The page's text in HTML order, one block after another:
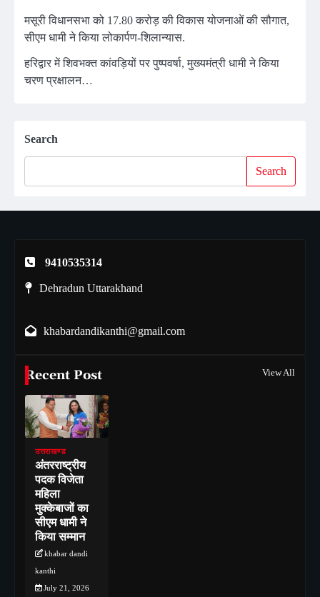
मसूरी विधानसभा को 17.80 करोड़ की विकास योजनाओं की सौगात,
सीएम धामी ने किया लोकार्पण-शिलान्यास.
हरिद्वार में शिवभक्त कांवड़ियों पर पुष्पवर्षा, मुख्यमंत्री धामी ने किया
चरण प्रक्षालन…
Search
Search
9410535314
Dehradun Uttarakhand
khabardandikanthi@gmail.com
Recent Post View All
उत्तराखण्ड
अंतरराष्ट्रीय
पदक विजेता
महिला
मुक्केबाजों का
सीएम धामी ने
किया सम्मान
khabar dandi
kanthi
July 21, 2026